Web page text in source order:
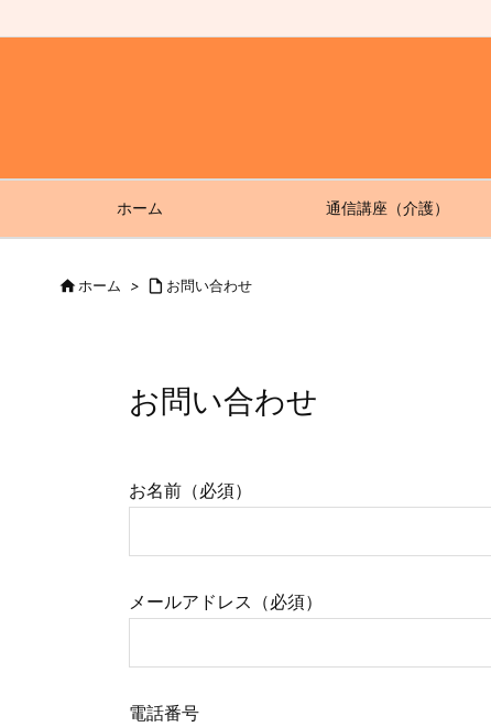
ホーム 通信講座（介護）
ホーム >  お問い合わせ
お問い合わせ
お名前（必須）
メールアドレス（必須）
電話番号